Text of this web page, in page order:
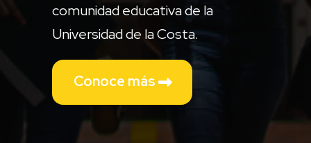
comunidad educativa de la
Universidad de la Costa.
Conoce más